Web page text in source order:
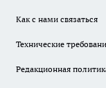
Как с нами связаться
Технические
Редакционная